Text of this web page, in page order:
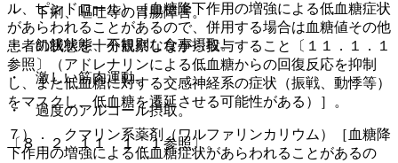
ル、ピンドロール）［血糖降下作用の増強による低血糖症状
があらわれることがあるので、併用する場合は血糖値その他
患者の状態を十分観察しながら投与すること〔１１．１．１
参照〕（アドレナリンによる低血糖からの回復反応を抑制
し、また低血糖に対する交感神経系の症状（振戦、動悸等）
をマスクし、低血糖を遷延させる可能性がある）］。
７）． クマリン系薬剤（ワルファリンカリウム）［血糖降
下作用の増強による低血糖症状があらわれることがあるの
・ 下痢、嘔吐等の胃腸障害。
・ 飢餓状態、不規則な食事摂取。
・ 激しい筋肉運動。
・ 過度のアルコール摂取。
〔８．２、１１．１．１参照〕。